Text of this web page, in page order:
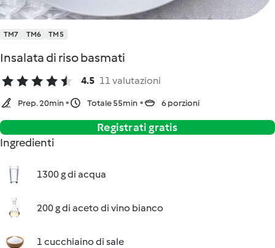
TM7 TM6 TM5
Insalata di riso basmati
4.5 11 valutazioni
Prep. 20min Totale 55min 6 porzioni
Registrati gratis
Ingredienti
1300 g di acqua
200 g di aceto di vino bianco
1 cucchiaino di sale